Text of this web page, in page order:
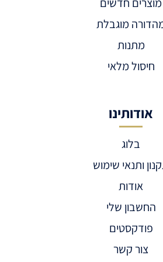
מוגבלת
מתנות
חיסול מלאי
אודותינו
בלוג
ותנאי שימוש
אודות
החשבון שלי
פודקסטים
צור קשר